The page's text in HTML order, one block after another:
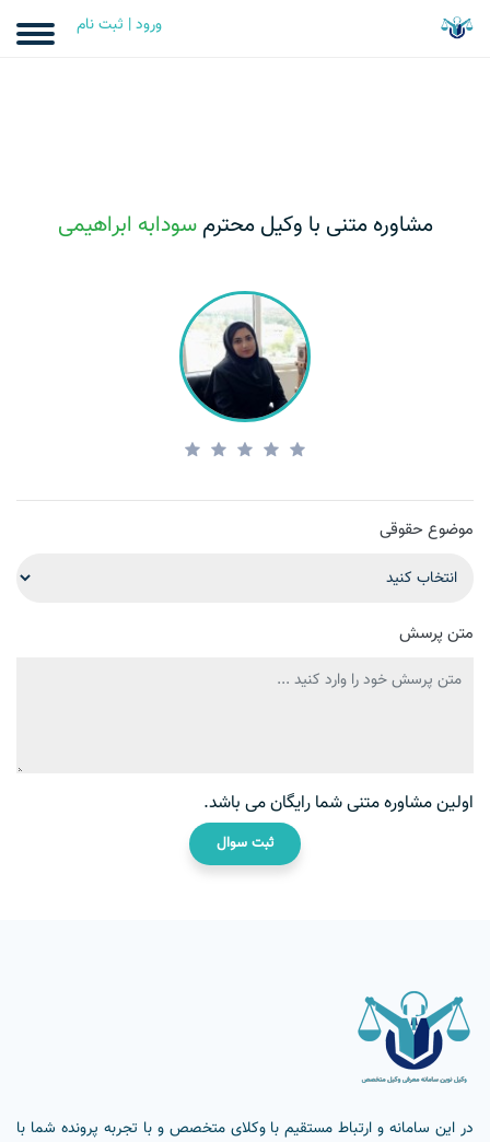
ورود | ثبت نام
مشاوره متنی با وکیل محترمسودابه ابراهیمی
موضوع حقوقی
متن پرسش
اولین مشاوره متنی شما رایگان می باشد.
ثبت سوال
در این سامانه و ارتباط مستقیم با وکلای متخصص و با تجربه پرونده شما با